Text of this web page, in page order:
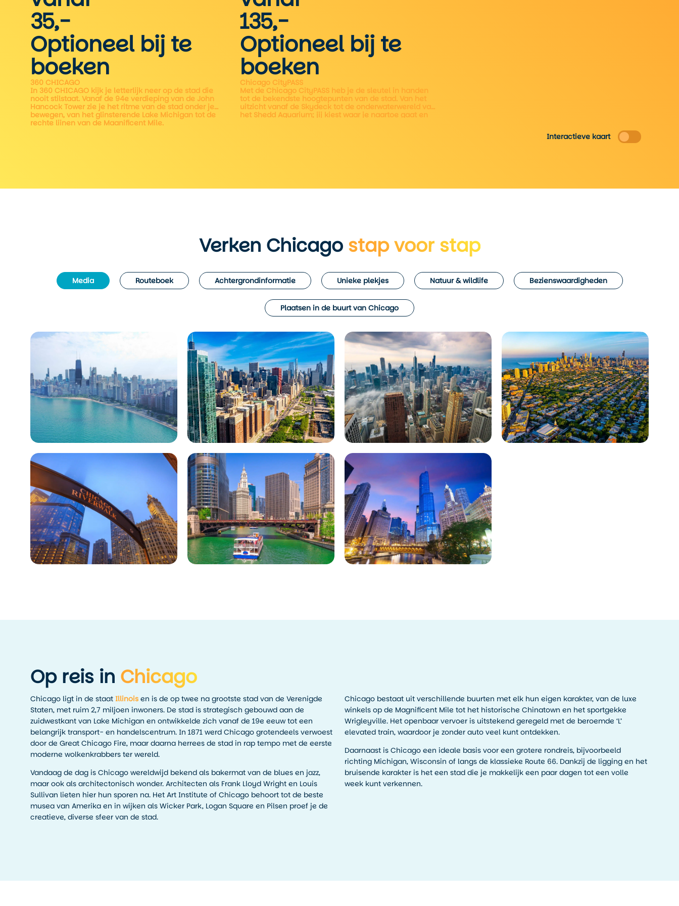
Interactieve kaart
35,-
Optioneel bij te
boeken
360 CHICAGO
In 360 CHICAGO kijk je letterlijk neer op de stad die
nooit stilstaat. Vanaf de 94e verdieping van de John
Hancock Tower zie je het ritme van de stad onder je
bewegen, van het glinsterende Lake Michigan tot de
rechte lijnen van de Magnificent Mile.
135,-
Optioneel bij te
boeken
Chicago CityPASS
Met de Chicago CityPASS heb je de sleutel in handen
tot de bekendste hoogtepunten van de stad. Van het
uitzicht vanaf de Skydeck tot de onderwaterwereld van
het Shedd Aquarium; jij kiest waar je naartoe gaat en
Verken Chicago stap voor stap
Media Routeboek Achtergrondinformatie Unieke plekjes Natuur & wildlife Bezienswaardigheden
Plaatsen in de buurt van Chicago
Op reis in Chicago
Chicago ligt in de staat Illinois en is de op twee na grootste stad van de Verenigde
Staten, met ruim 2,7 miljoen inwoners. De stad is strategisch gebouwd aan de
zuidwestkant van Lake Michigan en ontwikkelde zich vanaf de 19e eeuw tot een
belangrijk transport- en handelscentrum. In 1871 werd Chicago grotendeels verwoest
door de Great Chicago Fire, maar daarna herrees de stad in rap tempo met de eerste
moderne wolkenkrabbers ter wereld.
Vandaag de dag is Chicago wereldwijd bekend als bakermat van de blues en jazz,
maar ook als architectonisch wonder. Architecten als Frank Lloyd Wright en Louis
Sullivan lieten hier hun sporen na. Het Art Institute of Chicago behoort tot de beste
musea van Amerika en in wijken als Wicker Park, Logan Square en Pilsen proef je de
creatieve, diverse sfeer van de stad.
Chicago bestaat uit verschillende buurten met elk hun eigen karakter, van de luxe
winkels op de Magnificent Mile tot het historische Chinatown en het sportgekke
Wrigleyville. Het openbaar vervoer is uitstekend geregeld met de beroemde ‘L’
elevated train, waardoor je zonder auto veel kunt ontdekken.
Daarnaast is Chicago een ideale basis voor een grotere rondreis, bijvoorbeeld
richting Michigan, Wisconsin of langs de klassieke Route 66. Dankzij de ligging en het
bruisende karakter is het een stad die je makkelijk een paar dagen tot een volle
week kunt verkennen.